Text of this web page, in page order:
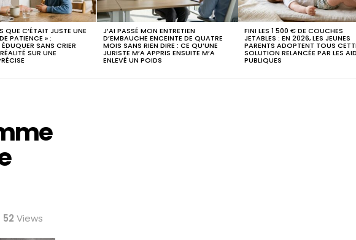
QUE C’ÉTAIT JUSTE UNE
PATIENCE » :
SANS CRIER
SUR UNE
J’AI PASSÉ MON ENTRETIEN
D’EMBAUCHE ENCEINTE DE QUATRE
MOIS SANS RIEN DIRE : CE QU’UNE
JURISTE M’A APPRIS ENSUITE M’A
ENLEVÉ UN POIDS
FINI LES 1 500 € DE COUCHES
JETABLES : EN 2026, LES JEUNES
PARENTS ADOPTENT TOUS
SOLUTION RELANCÉE PAR LES
PUBLIQUES
52 Views